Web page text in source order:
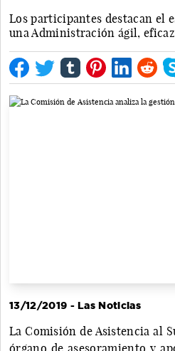
Los participantes destacan el
una Administración ágil,
13/12/2019 - Las Noticias
La Comisión de Asistencia al
órgano de asesoramiento y